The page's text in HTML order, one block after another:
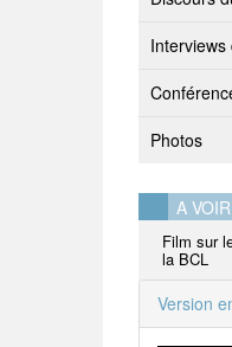
Photos
A
Film sur
la BCL
Version